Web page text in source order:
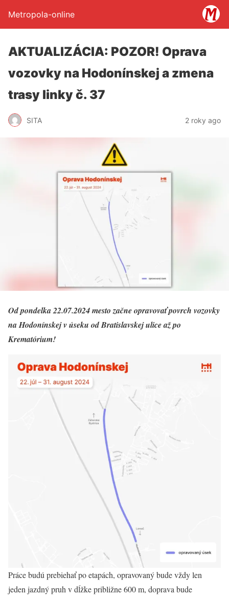
Metropola-online
AKTUALIZÁCIA: POZOR! Oprava
vozovky na Hodonínskej a zmena
trasy linky č. 37
SITA 2 roky ago
Od pondelka 22.07.2024 mesto začne opravovať povrch vozovky
na Hodonínskej v úseku od Bratislavskej ulice až po
Krematórium!
Práce budú prebiehať po etapách, opravovaný bude vždy len
jeden jazdný pruh v dĺžke približne 600 m, doprava bude